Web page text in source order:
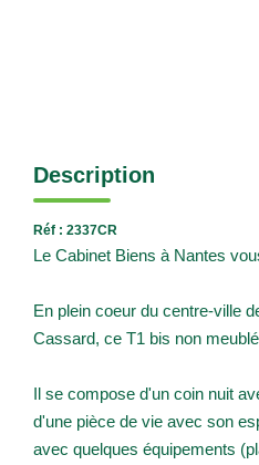
Description
Réf : 2337CR
Le Cabinet Biens à Nantes
En plein coeur du centre-ville
Cassard, ce T1 bis non
Il se compose d'un coin nuit
d'une pièce de vie avec son
avec quelques équipements